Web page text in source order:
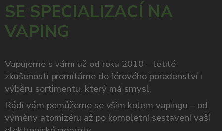
SE SPECIALIZACÍ NA
VAPING
Vapujeme s vámi už od roku 2010 – letité
zkušenosti promítáme do férového poradenství i
výběru sortimentu, který má smysl.
Rádi vám pomůžeme se vším kolem vapingu – od
výměny atomizéru až po kompletní sestavení vaší